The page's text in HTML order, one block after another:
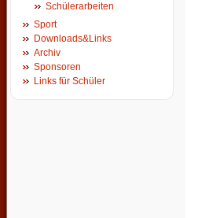
Schülerarbeiten
Sport
Downloads&Links
Archiv
Sponsoren
Links für Schüler